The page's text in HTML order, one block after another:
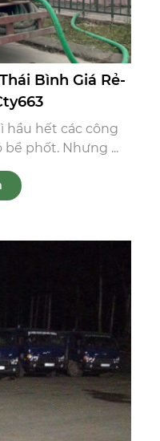
Bình Giá Rẻ-
hầu hết các công
phốt. Nhưng ...